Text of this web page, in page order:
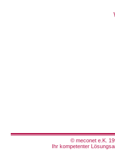
© meconet e.K.
Ihr kompetenter